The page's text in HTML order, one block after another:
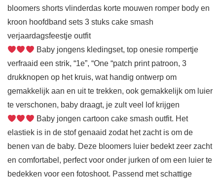
bloomers shorts vlinderdas korte mouwen romper body en
kroon hoofdband sets 3 stuks cake smash
verjaardagsfeestje outfit
Baby jongens kledingset, top onesie rompertje
verfraaid een strik, “1e”, “One “patch print patroon, 3
drukknopen op het kruis, wat handig ontwerp om
gemakkelijk aan en uit te trekken, ook gemakkelijk om luier
te verschonen, baby draagt, je zult veel lof krijgen
Baby jongen cartoon cake smash outfit. Het
elastiek is in de stof genaaid zodat het zacht is om de
benen van de baby. Deze bloomers luier bedekt zeer zacht
en comfortabel, perfect voor onder jurken of om een luier te
bedekken voor een fotoshoot. Passend met schattige